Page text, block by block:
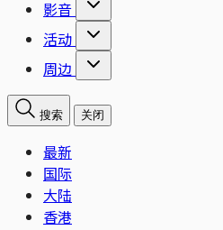
影音
活动
周边
搜索 关闭
最新
国际
大陆
香港